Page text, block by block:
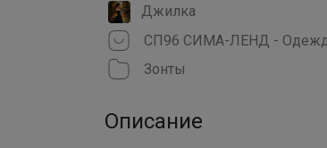
Джилка
СП96 СИМА-ЛЕНД - Одежда
Зонты
Описание